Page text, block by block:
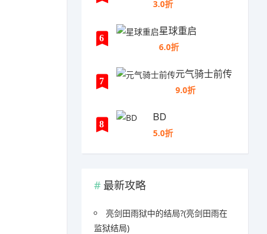
3.0折
6
星球重启
6.0折
7
元气骑士前传
9.0折
8
BD
5.0折
最新攻略
亮剑田雨狱中的结局?(亮剑田雨在
监狱结局)